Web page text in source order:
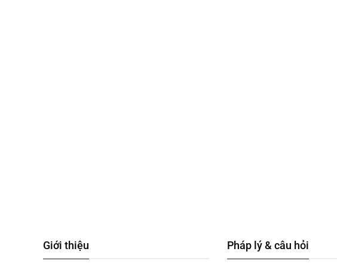
Giới thiệu Pháp lý & câu hỏi